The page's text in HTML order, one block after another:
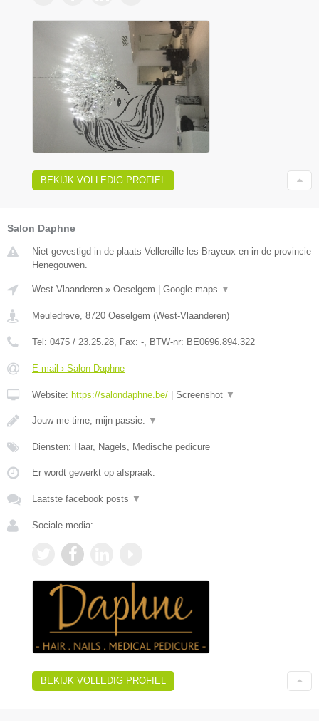
BEKIJK VOLLEDIG PROFIEL
Salon Daphne
Niet gevestigd in de plaats Vellereille les Brayeux en in de provincie
Henegouwen.
West-Vlaanderen » Oeselgem Google maps ▼
Meuledreve, 8720 Oeselgem (West-Vlaanderen)
Tel: 0475 / 23.25.28, Fax: -, BTW-nr: BE0696.894.322
E-mail › Salon Daphne
Website: https://salondaphne.be/ Screenshot ▼
Jouw me-time, mijn passie: ▼
Diensten: Haar, Nagels, Medische pedicure
Er wordt gewerkt op afspraak.
Laatste facebook posts ▼
Sociale media:
BEKIJK VOLLEDIG PROFIEL